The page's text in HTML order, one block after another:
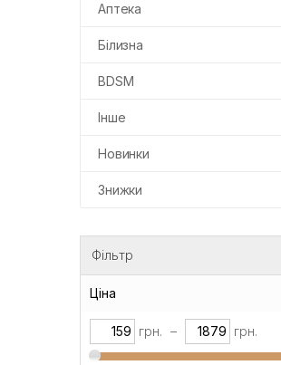
Аптека
Білизна
BDSM
Інше
Новинки
Знижки
Фільтр
Ціна
грн. – грн.